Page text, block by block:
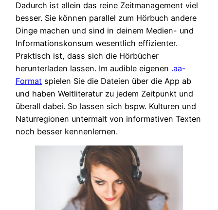
Dadurch ist allein das reine Zeitmanagement viel
besser. Sie können parallel zum Hörbuch andere
Dinge machen und sind in deinem Medien- und
Informationskonsum wesentlich effizienter.
Praktisch ist, dass sich die Hörbücher
herunterladen lassen. Im audible eigenen .aa-
Format spielen Sie die Dateien über die App ab
und haben Weltliteratur zu jedem Zeitpunkt und
überall dabei. So lassen sich bspw. Kulturen und
Naturregionen untermalt von informativen Texten
noch besser kennenlernen.